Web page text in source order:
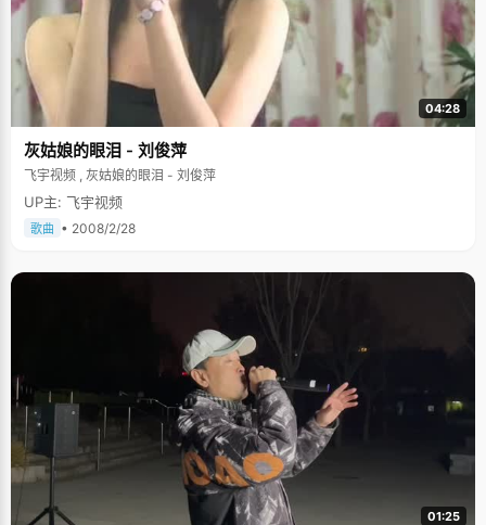
04:28
灰姑娘的眼泪 - 刘俊萍
飞宇视频 , 灰姑娘的眼泪 - 刘俊萍
UP主: 飞宇视频
歌曲 • 2008/2/28
01:25